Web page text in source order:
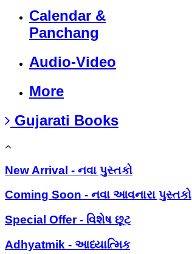
Calendar &
Panchang
Audio-Video
More
Gujarati Books
New Arrival - નવા પુસ્તકો
Coming Soon - નવા આવનારા પુસ્તકો
Special Offer - વિશેષ છૂટ
Adhyatmik - આધ્યાત્મિક